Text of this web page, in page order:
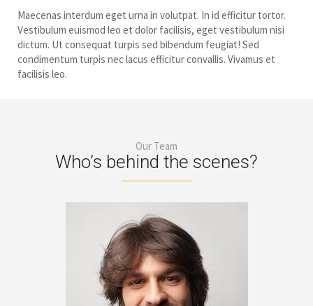
Maecenas interdum eget urna in volutpat. In id efficitur tortor.
Vestibulum euismod leo et dolor facilisis, eget vestibulum nisi
dictum. Ut consequat turpis sed bibendum feugiat! Sed
condimentum turpis nec lacus efficitur convallis. Vivamus et
facilisis leo.
Our Team
Who’s behind the scenes?